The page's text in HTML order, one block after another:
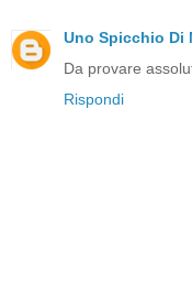
Uno Spicchio Di
Da provare
Rispondi